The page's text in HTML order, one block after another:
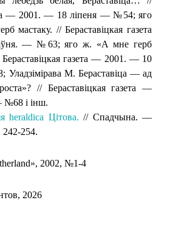
— 2001. — 18 ліпеня — №54; яго
мастаку. // Бераставіцкая газета
— №63; яго ж. «А мне герб
газета — 2001. — 10
Уладзімірава М. Бераставіца — ад
// Бераставіцкая газета —
№68 і інш.
heraldica Цітова. // Спадчына. —
254.
2002, №1-4
2026